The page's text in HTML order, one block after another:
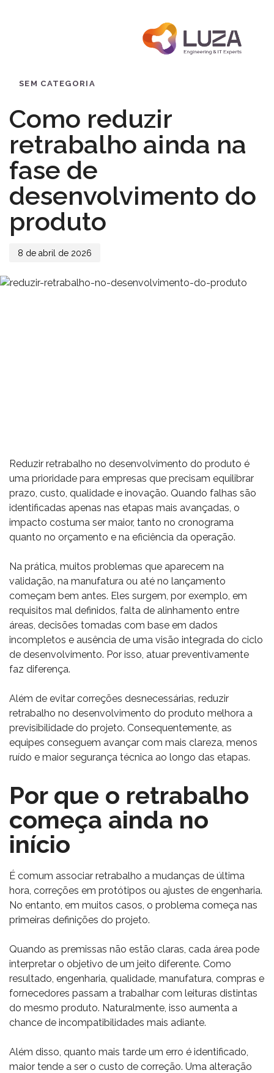
SEM CATEGORIA
Como reduzir
retrabalho ainda na
fase de
desenvolvimento do
produto
8 de abril de 2026
Reduzir retrabalho no desenvolvimento do produto é
uma prioridade para empresas que precisam equilibrar
prazo, custo, qualidade e inovação. Quando falhas são
identificadas apenas nas etapas mais avançadas, o
impacto costuma ser maior, tanto no cronograma
quanto no orçamento e na eficiência da operação.
Na prática, muitos problemas que aparecem na
validação, na manufatura ou até no lançamento
começam bem antes. Eles surgem, por exemplo, em
requisitos mal definidos, falta de alinhamento entre
áreas, decisões tomadas com base em dados
incompletos e ausência de uma visão integrada do ciclo
de desenvolvimento. Por isso, atuar preventivamente
faz diferença.
Além de evitar correções desnecessárias, reduzir
retrabalho no desenvolvimento do produto melhora a
previsibilidade do projeto. Consequentemente, as
equipes conseguem avançar com mais clareza, menos
ruído e maior segurança técnica ao longo das etapas.
Por que o retrabalho
começa ainda no
início
É comum associar retrabalho a mudanças de última
hora, correções em protótipos ou ajustes de engenharia.
No entanto, em muitos casos, o problema começa nas
primeiras definições do projeto.
Quando as premissas não estão claras, cada área pode
interpretar o objetivo de um jeito diferente. Como
resultado, engenharia, qualidade, manufatura, compras e
fornecedores passam a trabalhar com leituras distintas
do mesmo produto. Naturalmente, isso aumenta a
chance de incompatibilidades mais adiante.
Além disso, quanto mais tarde um erro é identificado,
maior tende a ser o custo de correção. Uma alteração